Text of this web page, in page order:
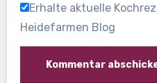
Erhalte aktuelle
Heidefarmen Blog